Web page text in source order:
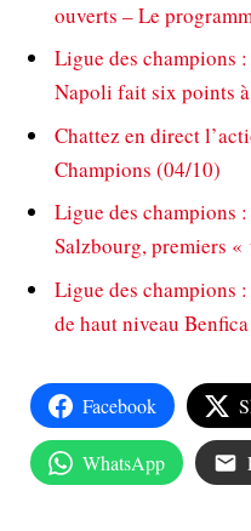
ouverts – Le
Ligue des champions
Napoli fait six points
Chattez en direct
Champions (04/10)
Ligue des champions
Salzbourg, premiers
Ligue des champions
de haut niveau
Facebook
WhatsApp